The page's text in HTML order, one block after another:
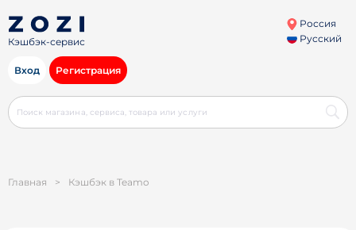
Кэшбэк-сервис
Россия
Русский
Вход Регистрация
Главная > Кэшбэк в Teamo